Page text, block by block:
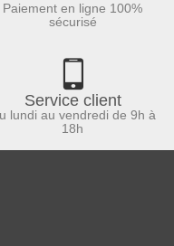
Paiement en ligne 100%
sécurisé
Service client
lundi au vendredi de 9h à
18h